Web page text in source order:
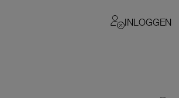
INLOGGEN